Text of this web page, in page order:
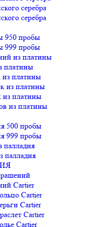
серебра
серебра
950 пробы
999 пробы
из платины
платины
из платины
из платины
из платины
из платины
500 пробы
999 пробы
палладия
палладия
Cartier
Cartier
Cartier
Cartier
Cartier